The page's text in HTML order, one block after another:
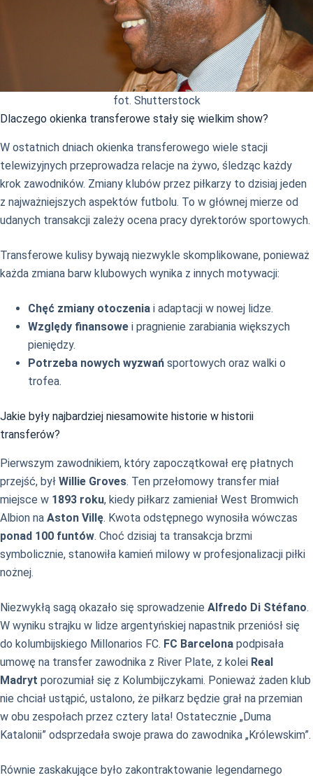
fot. Shutterstock
Dlaczego okienka transferowe stały się wielkim show?
W ostatnich dniach okienka transferowego wiele stacji
telewizyjnych przeprowadza relacje na żywo, śledząc każdy
krok zawodników. Zmiany klubów przez piłkarzy to dzisiaj jeden
z najważniejszych aspektów futbolu. To w głównej mierze od
udanych transakcji zależy ocena pracy dyrektorów sportowych.
Transferowe kulisy bywają niezwykle skomplikowane, ponieważ
każda zmiana barw klubowych wynika z innych motywacji:
Chęć zmiany otoczenia i adaptacji w nowej lidze.
Względy finansowe i pragnienie zarabiania większych
pieniędzy.
Potrzeba nowych wyzwań sportowych oraz walki o
trofea.
Jakie były najbardziej niesamowite historie w historii
transferów?
Pierwszym zawodnikiem, który zapoczątkował erę płatnych
przejść, był Willie Groves. Ten przełomowy transfer miał
miejsce w 1893 roku, kiedy piłkarz zamieniał West Bromwich
Albion na Aston Villę. Kwota odstępnego wynosiła wówczas
ponad 100 funtów. Choć dzisiaj ta transakcja brzmi
symbolicznie, stanowiła kamień milowy w profesjonalizacji piłki
nożnej.
Niezwykłą sagą okazało się sprowadzenie Alfredo Di Stéfano.
W wyniku strajku w lidze argentyńskiej napastnik przeniósł się
do kolumbijskiego Millonarios FC. FC Barcelona podpisała
umowę na transfer zawodnika z River Plate, z kolei Real
Madryt porozumiał się z Kolumbijczykami. Ponieważ żaden klub
nie chciał ustąpić, ustalono, że piłkarz będzie grał na przemian
w obu zespołach przez cztery lata! Ostatecznie „Duma
Katalonii” odsprzedała swoje prawa do zawodnika „Królewskim”.
Równie zaskakujące było zakontraktowanie legendarnego